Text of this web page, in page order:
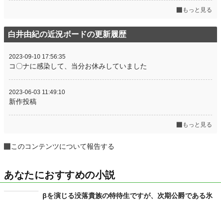
もっと見る
白井由紀の近況ボードの更新履歴
2023-09-10 17:56:35
コ〇ナに感染して、当分お休みしていました
2023-06-03 11:49:10
新作投稿
もっと見る
このコンテンツについて報告する
あなたにおすすめの小説
βを演じる没落貴族の特待生ですが、次期公爵である氷